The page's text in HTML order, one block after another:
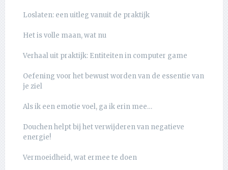
Loslaten: een uitleg vanuit de praktijk
Het is volle maan, wat nu
Verhaal uit praktijk: Entiteiten in computer game
Oefening voor het bewust worden van de essentie van
je ziel
Als ik een emotie voel, ga ik erin mee…
Douchen helpt bij het verwijderen van negatieve
energie!
Vermoeidheid, wat ermee te doen